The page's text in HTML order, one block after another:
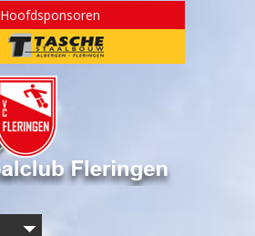
Hoofdsponsoren